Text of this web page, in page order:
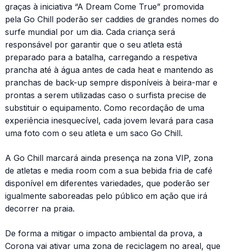
graças à iniciativa “A Dream Come True” promovida
pela Go Chill poderão ser caddies de grandes nomes do
surfe mundial por um dia. Cada criança será
responsável por garantir que o seu atleta está
preparado para a batalha, carregando a respetiva
prancha até à água antes de cada heat e mantendo as
pranchas de back-up sempre disponíveis à beira-mar e
prontas a serem utilizadas caso o surfista precise de
substituir o equipamento. Como recordação de uma
experiência inesquecível, cada jovem levará para casa
uma foto com o seu atleta e um saco Go Chill.
A Go Chill marcará ainda presença na zona VIP, zona
de atletas e media room com a sua bebida fria de café
disponível em diferentes variedades, que poderão ser
igualmente saboreadas pelo público em ação que irá
decorrer na praia.
De forma a mitigar o impacto ambiental da prova, a
Corona vai ativar uma zona de reciclagem no areal, que